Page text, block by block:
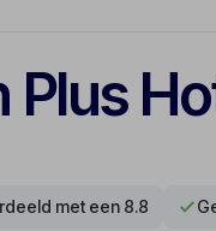
met een 8.8